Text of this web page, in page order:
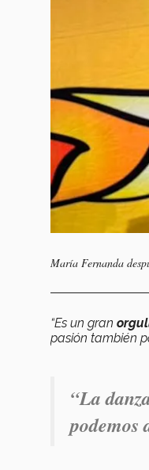
María Fernanda
“Es un gran
pasión también
“La
podemos